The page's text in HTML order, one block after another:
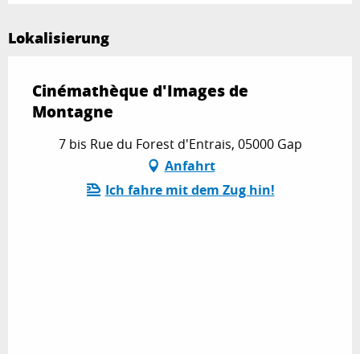
Lokalisierung
Cinémathèque d'Images de
Montagne
7 bis Rue du Forest d'Entrais, 05000 Gap
Anfahrt
Ich fahre mit dem Zug hin!